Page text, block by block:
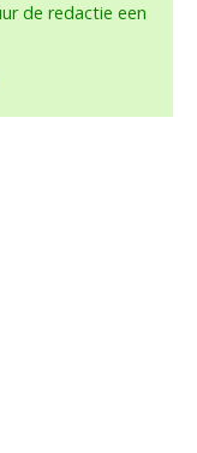
de redactie een